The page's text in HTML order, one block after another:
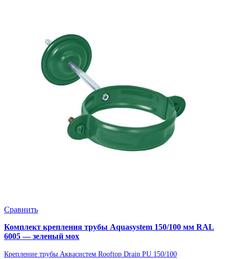
Сравнить
Комплект крепления трубы Aquasystem 150/100 мм RAL
6005 — зеленый мох
Крепление трубы Аквасистем Rooftop Drain PU 150/100